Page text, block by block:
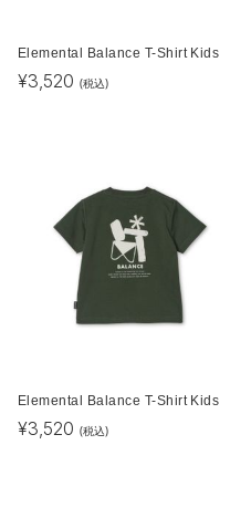
Elemental Balance T-Shirt Kids
¥3,520 (税込)
Elemental Balance T-Shirt Kids
¥3,520 (税込)